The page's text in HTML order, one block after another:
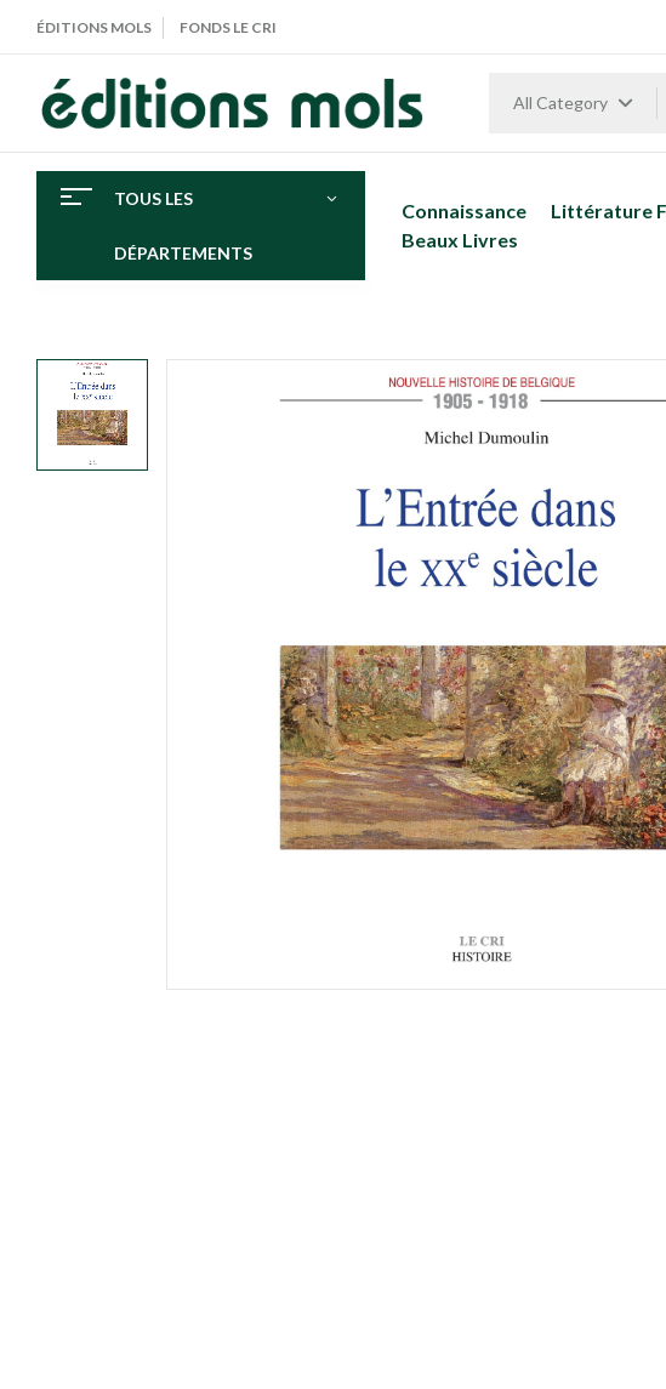
ÉDITIONS MOLS FONDS LE CRI
All Category
TOUS LES
DÉPARTEMENTS
Connaissance Littérature
Beaux Livres